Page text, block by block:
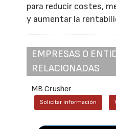
para reducir costes,
y aumentar la
EMPRESAS O
RELACIONADAS
MB Crusher
Solicitar información